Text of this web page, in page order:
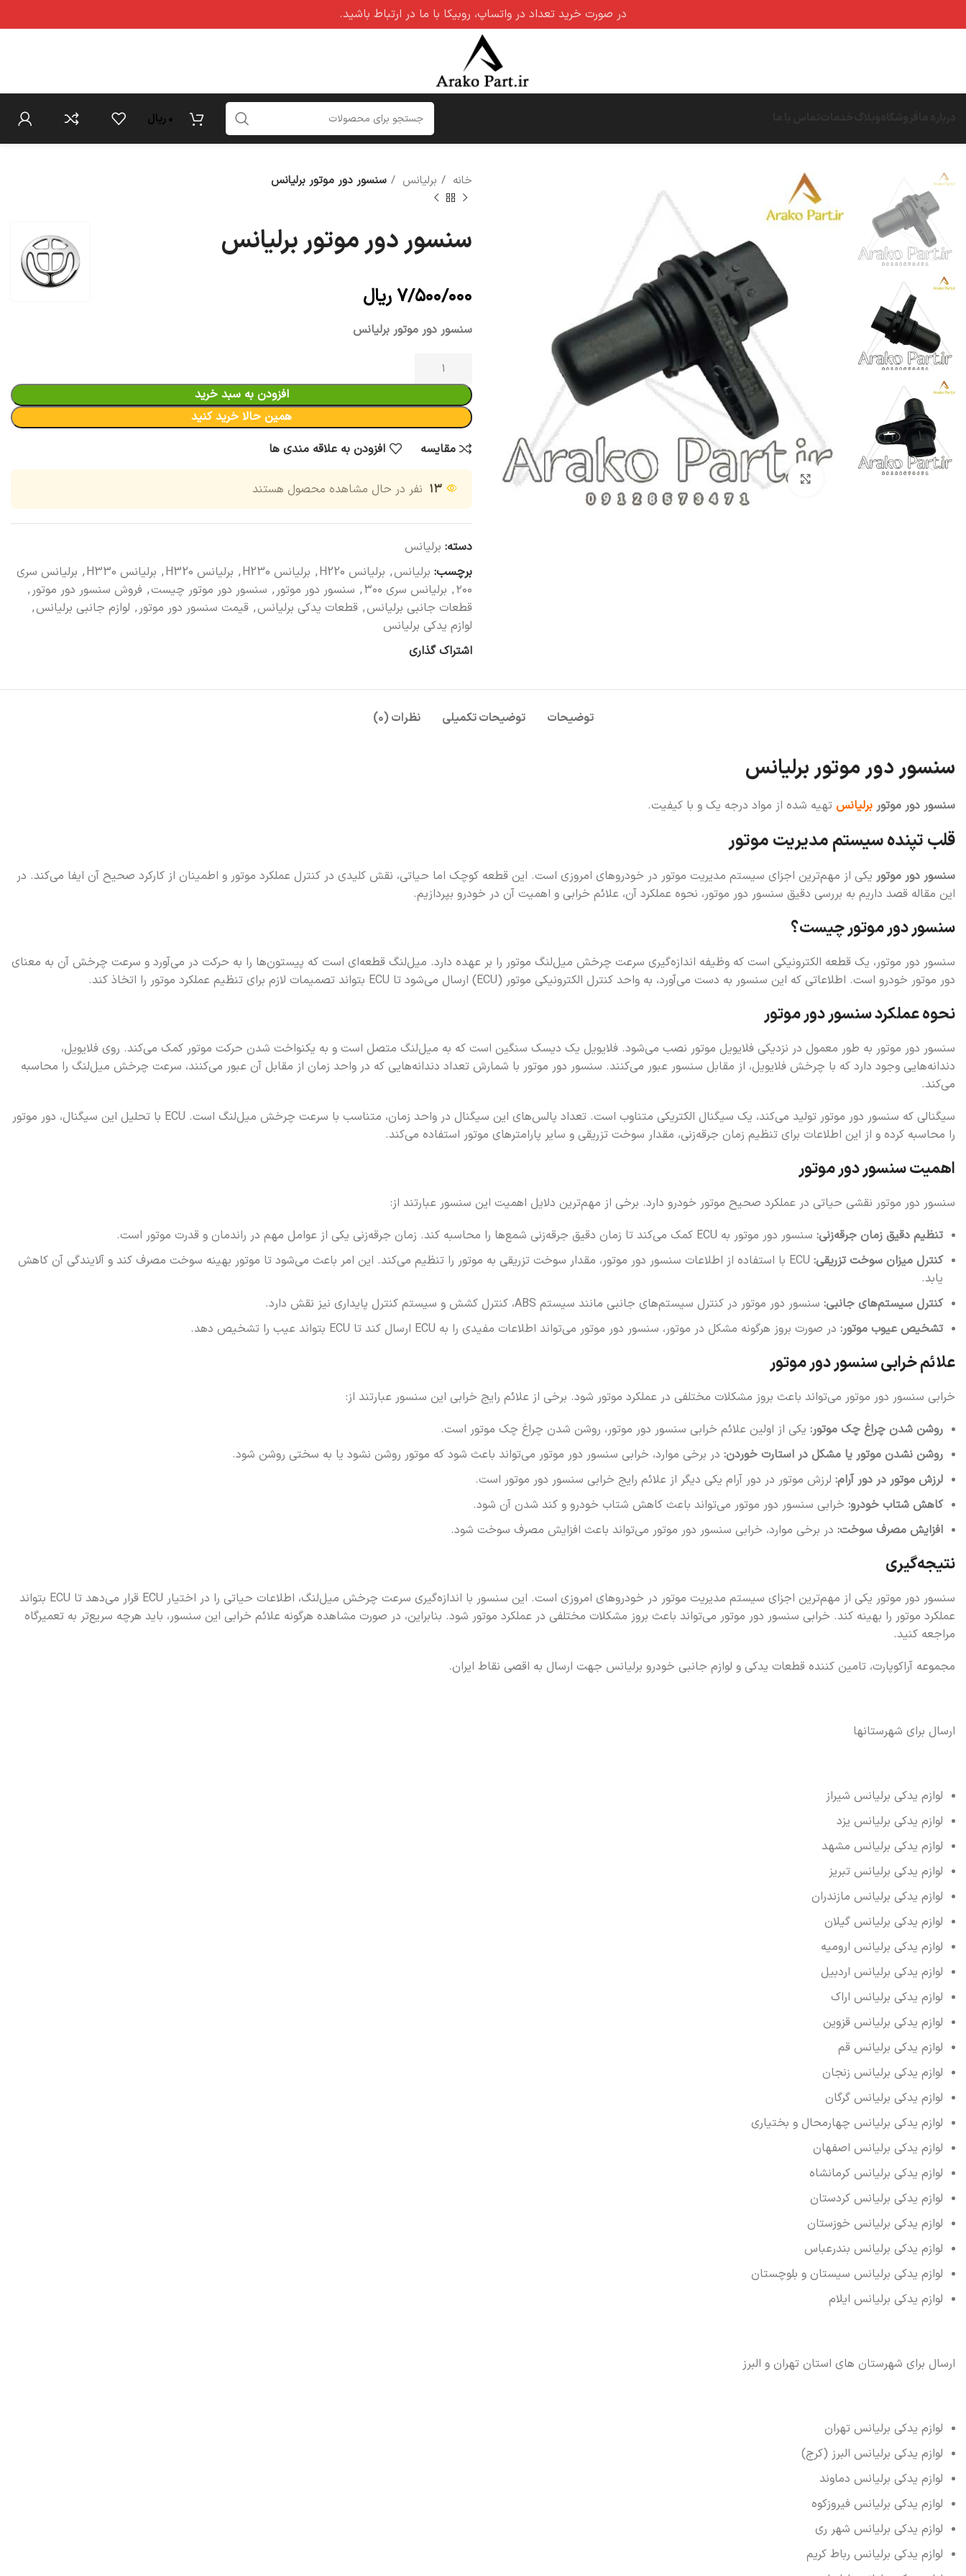
0 ریال
برای بزرگنمایی کلیک کنید
خانه برلیانس سنسور دور موتور برلیانس
سنسور دور موتور برلیانس
۷/۵۰۰/۰۰۰ریال
سنسور دور موتور برلیانس
افزودن به سبد خرید
همین حالا خرید کنید
مقایسه
افزودن به علاقه مندی ها
۱۳ نفر در حال مشاهده محصول هستند
دسته: برلیانس
برچسب: برلیانس, برلیانس H220 , برلیانس H230 , برلیانس H320 , برلیانس H330 , برلیانس سری
۲۰۰, برلیانس سری ۳۰۰ , سنسور دور موتور, سنسور دور موتور چیست, فروش سنسور دور موتور,
قطعات جانبی برلیانس, قطعات یدکی برلیانس, قیمت سنسور دور موتور, لوازم جانبی برلیانس,
لوازم یدکی برلیانس
اشتراک گذاری
توضیحات توضیحات تکمیلی نظرات (۰)
سنسور دور موتور برلیانس
سنسور دور موتور برلیانس تهیه شده از مواد درجه یک و با کیفیت.
قلب تپنده سیستم مدیریت موتور
سنسور دور موتور یکی از مهم‌ترین اجزای سیستم مدیریت موتور در خودروهای امروزی است. این قطعه کوچک اما حیاتی، نقش کلیدی در کنترل عملکرد موتور و اطمینان از کارکرد صحیح آن ایفا می‌کند. در
این مقاله قصد داریم به بررسی دقیق سنسور دور موتور، نحوه عملکرد آن، علائم خرابی و اهمیت آن در خودرو بپردازیم.
سنسور دور موتور چیست؟
سنسور دور موتور، یک قطعه الکترونیکی است که وظیفه اندازه‌گیری سرعت چرخش میل‌لنگ موتور را بر عهده دارد. میل‌لنگ قطعه‌ای است که پیستون‌ها را به حرکت در می‌آورد و سرعت چرخش آن به معنای
دور موتور خودرو است. اطلاعاتی که این سنسور به دست می‌آورد، به واحد کنترل الکترونیکی موتور (ECU) ارسال می‌شود تا ECU بتواند تصمیمات لازم برای تنظیم عملکرد موتور را اتخاذ کند.
نحوه عملکرد سنسور دور موتور
سنسور دور موتور به طور معمول در نزدیکی فلایویل موتور نصب می‌شود. فلایویل یک دیسک سنگین است که به میل‌لنگ متصل است و به یکنواخت شدن حرکت موتور کمک می‌کند. روی فلایویل،
دندانه‌هایی وجود دارد که با چرخش فلایویل، از مقابل سنسور عبور می‌کنند. سنسور دور موتور با شمارش تعداد دندانه‌هایی که در واحد زمان از مقابل آن عبور می‌کنند، سرعت چرخش میل‌لنگ را محاسبه
می‌کند.
سیگنالی که سنسور دور موتور تولید می‌کند، یک سیگنال الکتریکی متناوب است. تعداد پالس‌های این سیگنال در واحد زمان، متناسب با سرعت چرخش میل‌لنگ است. ECU با تحلیل این سیگنال، دور موتور
را محاسبه کرده و از این اطلاعات برای تنظیم زمان جرقه‌زنی، مقدار سوخت تزریقی و سایر پارامترهای موتور استفاده می‌کند.
اهمیت سنسور دور موتور
سنسور دور موتور نقشی حیاتی در عملکرد صحیح موتور خودرو دارد. برخی از مهم‌ترین دلایل اهمیت این سنسور عبارتند از:
تنظیم دقیق زمان جرقه‌زنی: سنسور دور موتور به ECU کمک می‌کند تا زمان دقیق جرقه‌زنی شمع‌ها را محاسبه کند. زمان جرقه‌زنی یکی از عوامل مهم در راندمان و قدرت موتور است.
کنترل میزان سوخت تزریقی:
ECU با استفاده از اطلاعات سنسور دور موتور، مقدار سوخت تزریقی به موتور را تنظیم می‌کند. این امر باعث می‌شود تا موتور بهینه سوخت مصرف کند و آلایندگی آن کاهش
یابد.
کنترل سیستم‌های جانبی: سنسور دور موتور در کنترل سیستم‌های جانبی مانند سیستم ABS، کنترل کشش و سیستم کنترل پایداری نیز نقش دارد.
تشخیص عیوب موتور: در صورت بروز هرگونه مشکل در موتور، سنسور دور موتور می‌تواند اطلاعات مفیدی را به ECU ارسال کند تا ECU بتواند عیب را تشخیص دهد.
علائم خرابی سنسور دور موتور
خرابی سنسور دور موتور می‌تواند باعث بروز مشکلات مختلفی در عملکرد موتور شود. برخی از علائم رایج خرابی این سنسور عبارتند از:
روشن شدن چراغ چک موتور: یکی از اولین علائم خرابی سنسور دور موتور، روشن شدن چراغ چک موتور است.
روشن نشدن موتور یا مشکل در استارت خوردن: در برخی موارد، خرابی سنسور دور موتور می‌تواند باعث شود که موتور روشن نشود یا به سختی روشن شود.
لرزش موتور در دور آرام: لرزش موتور در دور آرام یکی دیگر از علائم رایج خرابی سنسور دور موتور است.
کاهش شتاب خودرو: خرابی سنسور دور موتور می‌تواند باعث کاهش شتاب خودرو و کند شدن آن شود.
افزایش مصرف سوخت: در برخی موارد، خرابی سنسور دور موتور می‌تواند باعث افزایش مصرف سوخت شود.
نتیجه‌گیری
سنسور دور موتور یکی از مهم‌ترین اجزای سیستم مدیریت موتور در خودروهای امروزی است. این سنسور با اندازه‌گیری سرعت چرخش میل‌لنگ، اطلاعات حیاتی را در اختیار ECU قرار می‌دهد تا ECU بتواند
عملکرد موتور را بهینه کند. خرابی سنسور دور موتور می‌تواند باعث بروز مشکلات مختلفی در عملکرد موتور شود. بنابراین، در صورت مشاهده هرگونه علائم خرابی این سنسور، باید هرچه سریع‌تر به تعمیرگاه
مراجعه کنید.
مجموعه آراکوپارت، تامین کننده قطعات یدکی و لوازم جانبی خودرو برلیانس جهت ارسال به اقصی نقاط ایران.
ارسال برای شهرستانها
لوازم یدکی برلیانس شیراز
لوازم یدکی برلیانس یزد
لوازم یدکی برلیانس مشهد
لوازم یدکی برلیانس تبریز
لوازم یدکی برلیانس مازندران
لوازم یدکی برلیانس گیلان
لوازم یدکی برلیانس ارومیه
لوازم یدکی برلیانس اردبیل
لوازم یدکی برلیانس اراک
لوازم یدکی برلیانس قزوین
لوازم یدکی برلیانس قم
لوازم یدکی برلیانس زنجان
لوازم یدکی برلیانس گرگان
لوازم یدکی برلیانس چهارمحال و بختیاری
لوازم یدکی برلیانس اصفهان
لوازم یدکی برلیانس کرمانشاه
لوازم یدکی برلیانس کردستان
لوازم یدکی برلیانس خوزستان
لوازم یدکی برلیانس بندرعباس
لوازم یدکی برلیانس سیستان و بلوچستان
لوازم یدکی برلیانس ایلام
ارسال برای شهرستان های استان تهران و البرز
لوازم یدکی برلیانس تهران
لوازم یدکی برلیانس البرز (کرج)
لوازم یدکی برلیانس دماوند
لوازم یدکی برلیانس فیروزکوه
لوازم یدکی برلیانس شهر ری
لوازم یدکی برلیانس رباط کریم
در صورت خرید تعداد در واتساپ، روبیکا با ما در ارتباط باشید.